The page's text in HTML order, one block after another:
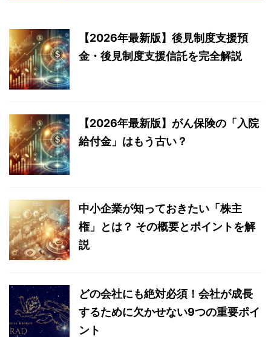
【2026年最新版】後見制度支援預
金・後見制度支援信託を完全解説
【2026年最新版】がん保険の「入院
給付金」はもう古い？
中小企業が知っておきたい「株主
権」とは？ その概要とポイントを解
説
どの会社にも絶対必須！会社が成長
するために欠かせない9つの重要ポイ
ント